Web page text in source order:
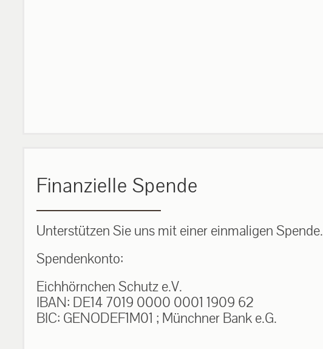
Finanzielle Spende
Unterstützen Sie uns mit einer einmaligen Spende.
Spendenkonto:
Eichhörnchen Schutz e.V.
IBAN: DE14 7019 0000 0001 1909 62
BIC: GENODEF1M01 ; Münchner Bank e.G.